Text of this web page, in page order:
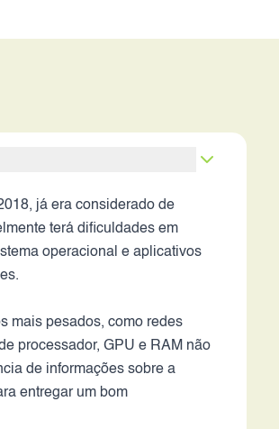
já era considerado de
terá dificuldades em
operacional e aplicativos
mais pesados, como redes
processador, GPU e RAM não
de informações sobre a
entregar um bom